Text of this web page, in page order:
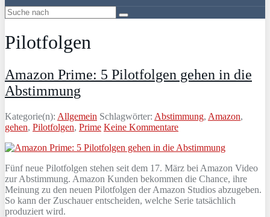
Pilotfolgen
Amazon Prime: 5 Pilotfolgen gehen in die
Abstimmung
Kategorie(n): Allgemein Schlagwörter: Abstimmung, Amazon,
gehen, Pilotfolgen, Prime Keine Kommentare
Fünf neue Pilotfolgen stehen seit dem 17. März bei Amazon Video
zur Abstimmung. Amazon Kunden bekommen die Chance, ihre
Meinung zu den neuen Pilotfolgen der Amazon Studios abzugeben.
So kann der Zuschauer entscheiden, welche Serie tatsächlich
produziert wird.